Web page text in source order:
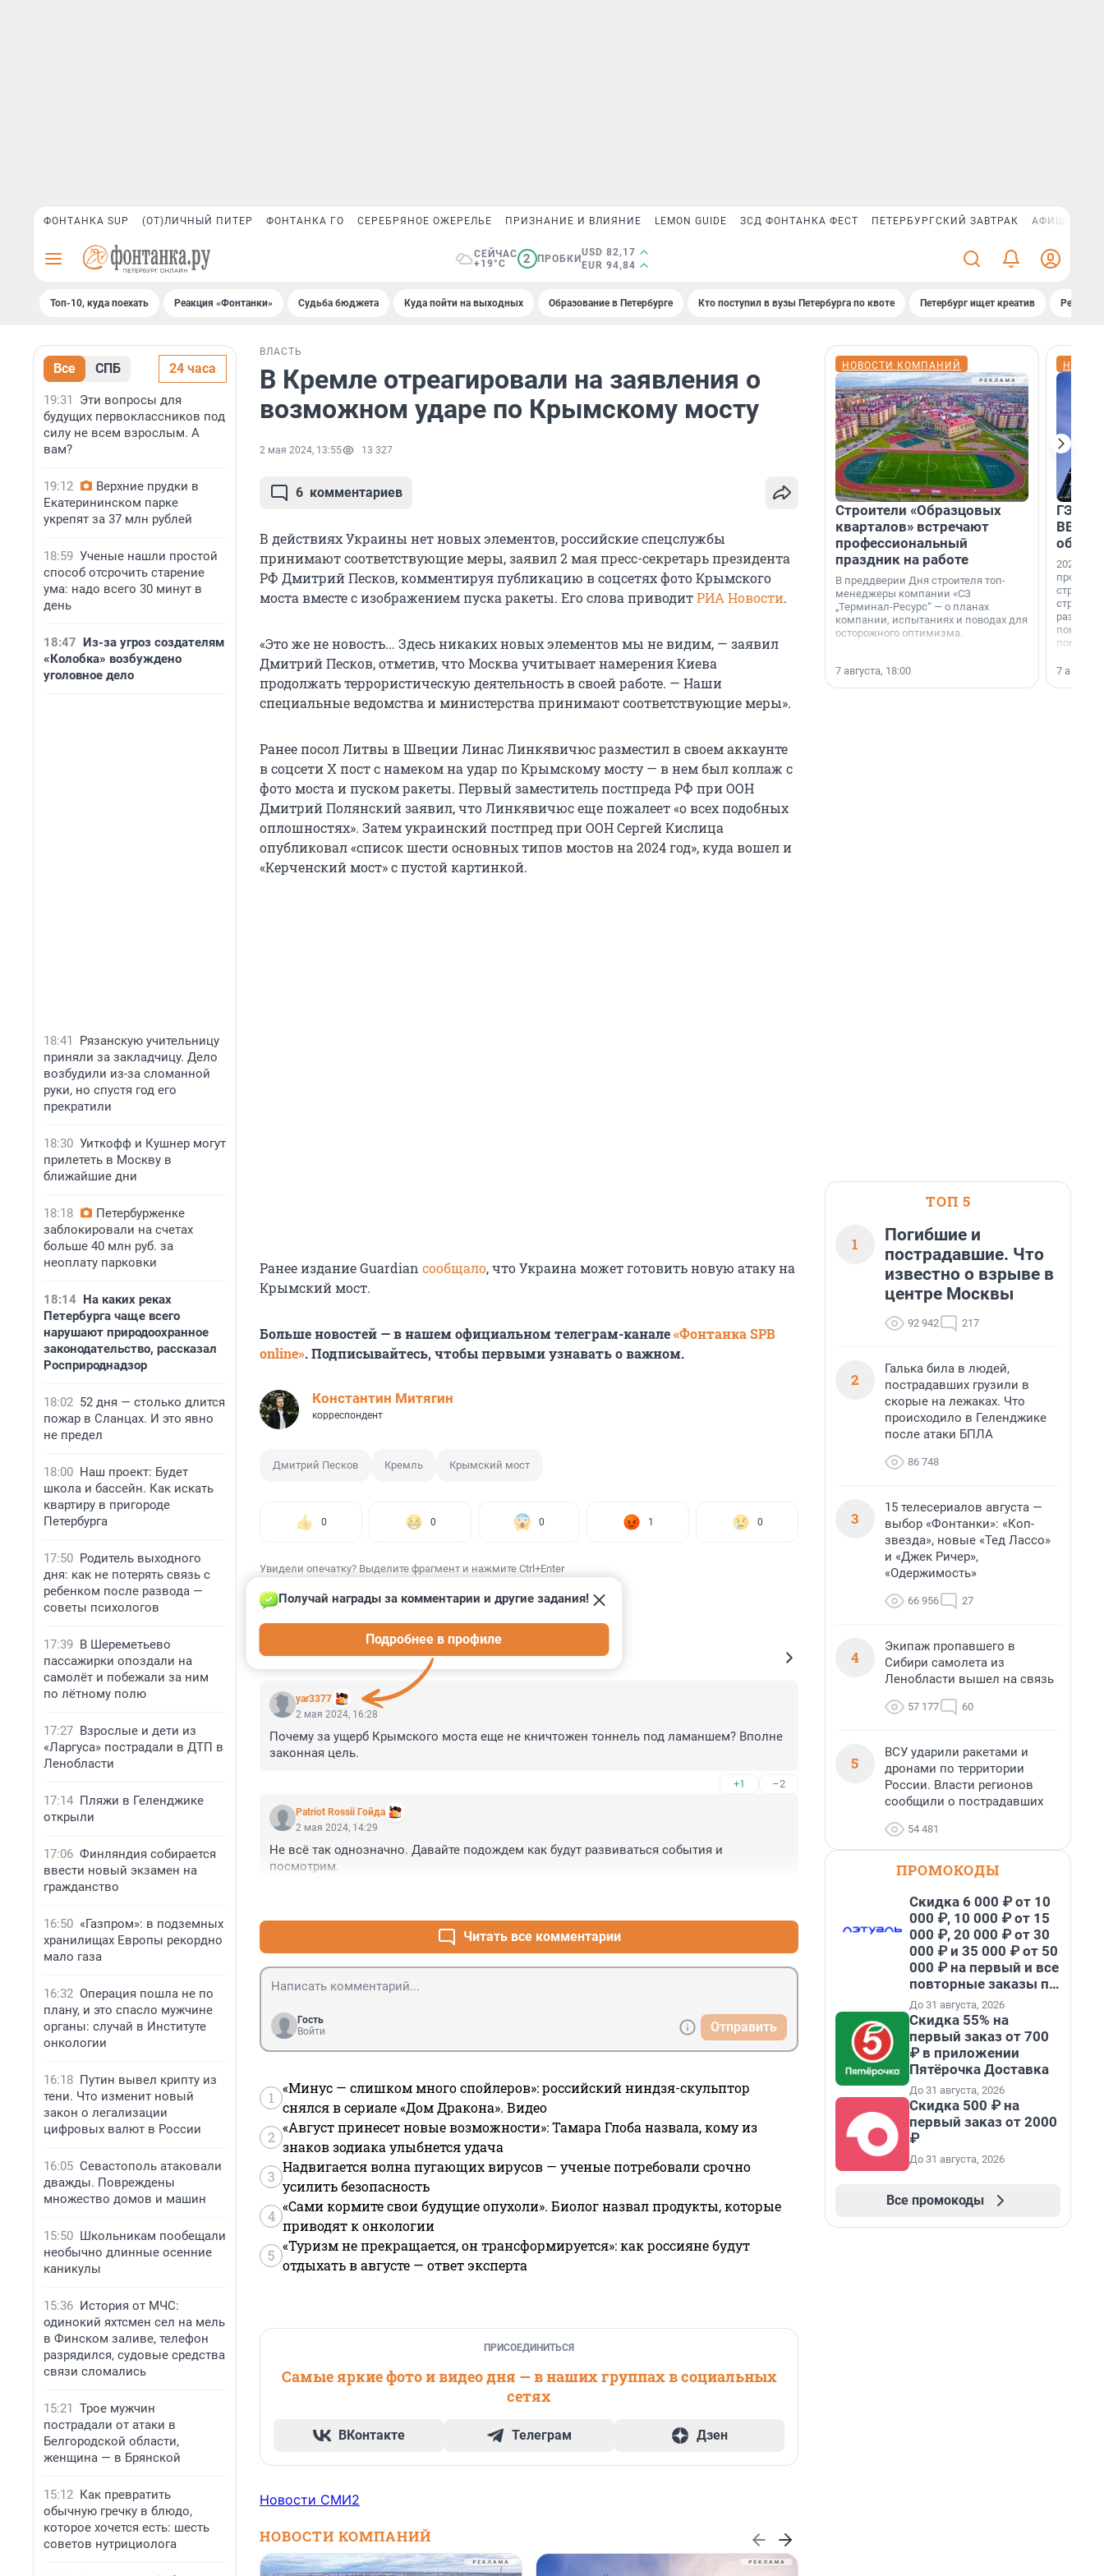
ФОНТАНКА SUP (ОТ)ЛИЧНЫЙ ПИТЕР ФОНТАНКА ГО СЕРЕБРЯНОЕ ОЖЕРЕЛЬЕ ПРИЗНАНИЕ И ВЛИЯНИЕ LEMON GUIDE ЗСД ФОНТАНКА ФЕСТ ПЕТЕРБУРГСКИЙ ЗАВТРАК АФИША PLUS
СЕЙЧАС
+19°C
2 ПРОБКИ
USD 82,17
EUR 94,84
Топ-10, куда поехать Реакция «Фонтанки» Судьба бюджета Куда пойти на выходных Образование в Петербурге Кто поступил в вузы Петербурга по квоте Петербург ищет креатив
Все СПБ 24 часа
19:31
Эти вопросы для
будущих первоклассников под
силу не всем взрослым. А
вам?
19:12
Верхние прудки в
Екатерининском парке
укрепят за 37 млн рублей
18:59 Ученые нашли простой
способ отсрочить старение
ума: надо всего 30 минут в
день
18:47 Из-за угроз создателям
«Колобка» возбуждено
уголовное дело
18:41
Рязанскую учительницу
приняли за закладчицу. Дело
возбудили из-за сломанной
руки, но спустя год его
прекратили
18:30 Уиткофф и Кушнер могут
прилететь в Москву в
ближайшие дни
18:18
Петербурженке
заблокировали на счетах
больше 40 млн руб. за
неоплату парковки
18:14 На каких реках
Петербурга чаще всего
нарушают природоохранное
законодательство, рассказал
Росприроднадзор
18:02 52 дня — столько длится
пожар в Сланцах. И это явно
не предел
18:00 Наш проект: Будет
школа и бассейн. Как искать
квартиру в пригороде
Петербурга
17:50 Родитель выходного
дня: как не потерять связь с
ребенком после развода —
советы психологов
17:39 В Шереметьево
пассажирки опоздали на
самолёт и побежали за ним
по лётному полю
17:27 Взрослые и дети из
«Ларгуса» пострадали в ДТП в
Ленобласти
17:14 Пляжи в Геленджике
открыли
17:06 Финляндия собирается
ввести новый экзамен на
гражданство
16:50 «Газпром»: в подземных
хранилищах Европы рекордно
мало газа
16:32 Операция пошла не по
плану, и это спасло мужчине
органы: случай в Институте
онкологии
16:18 Путин вывел крипту из
тени. Что изменит новый
закон о легализации
цифровых валют в России
16:05 Севастополь атаковали
дважды. Повреждены
множество домов и машин
15:50 Школьникам пообещали
необычно длинные осенние
каникулы
15:36 История от МЧС:
одинокий яхтсмен сел на мель
в Финском заливе, телефон
разрядился, судовые средства
связи сломались
15:21 Трое мужчин
пострадали от атаки в
Белгородской области,
женщина — в Брянской
15:12 Как превратить
обычную гречку в блюдо,
которое хочется есть: шесть
советов нутрициолога
ВЛАСТЬ
В Кремле отреагировали на заявления о
возможном ударе по Крымскому мосту
2 мая 2024, 13:55 13 327
6 комментариев
В действиях Украины нет новых элементов, российские спецслужбы
принимают соответствующие меры, заявил 2 мая пресс-секретарь президента
РФ Дмитрий Песков, комментируя публикацию в соцсетях фото Крымского
моста вместе с изображением пуска ракеты. Его слова приводитРИА Новости.
«Это же не новость... Здесь никаких новых элементов мы не видим, — заявил
Дмитрий Песков, отметив, что Москва учитывает намерения Киева
продолжать террористическую деятельность в своей работе. — Наши
специальные ведомства и министерства принимают соответствующие меры».
Ранее посол Литвы в Швеции Линас Линкявичюс разместил в своем аккаунте
в соцсети X пост с намеком на удар по Крымскому мосту — в нем был коллаж с
фото моста и пуском ракеты. Первый заместитель постпреда РФ при ООН
Дмитрий Полянский заявил, что Линкявичюс еще пожалеет «о всех подобных
оплошностях». Затем украинский постпред при ООН Сергей Кислица
опубликовал «список шести основных типов мостов на 2024 год», куда вошел и
«Керченский мост» с пустой картинкой.
Ранее издание Guardian сообщало, что Украина может готовить новую атаку на
Крымский мост.
Больше новостей — в нашем официальном телеграм-канале«Фонтанка SPB
online». Подписывайтесь, чтобы первыми узнавать о важном.
Константин Митягин
корреспондент
Дмитрий Песков Кремль Крымский мост
0 0 0 1 0
Увидели опечатку? Выделите фрагмент и нажмите Ctrl+Enter
КОММЕНТАРИИ 6
yar3377
Получай награды за комментарии и другие задания!
Подробнее в профиле
2 мая 2024, 16:28
Почему за ущерб Крымского моста еще не кничтожен тоннель под ламаншем? Вполне
законная цель.
+1 –2
Patriot Rossii Гойда
2 мая 2024, 14:29
Не всё так однозначно. Давайте подождем как будут развиваться события и
посмотрим.
Читать все комментарии
Гость
Войти
Отправить
1
«Минус — слишком много спойлеров»: российский ниндзя-скульптор
снялся в сериале «Дом Дракона». Видео
2
«Август принесет новые возможности»: Тамара Глоба назвала, кому из
знаков зодиака улыбнется удача
3
Надвигается волна пугающих вирусов — ученые потребовали срочно
усилить безопасность
4
«Сами кормите свои будущие опухоли». Биолог назвал продукты, которые
приводят к онкологии
5
«Туризм не прекращается, он трансформируется»: как россияне будут
отдыхать в августе — ответ эксперта
ПРИСОЕДИНИТЬСЯ
Самые яркие фото и видео дня — в наших группах в социальных
сетях
ВКонтакте Телеграм Дзен
Новости СМИ2
НОВОСТИ КОМПАНИЙ
НОВОСТИ КОМПАНИЙ
Строители «Образцовых
кварталов» встречают
профессиональный
праздник на работе
В преддверии Дня строителя топ-
менеджеры компании «СЗ
„Терминал-Ресурс“ — о планах
компании, испытаниях и поводах для
осторожного оптимизма.
7 августа, 18:00
ГЭС,
ВВП: в
об
2026-й —
раз. В
7
ТОП 5
1
Погибшие и
пострадавшие. Что
известно о взрыве в
центре Москвы
92 942 217
2
Галька била в людей,
пострадавших грузили в
скорые на лежаках. Что
происходило в Геленджике
после атаки БПЛА
86 748
3
15 телесериалов августа —
выбор «Фонтанки»: «Коп-
звезда», новые «Тед Лассо»
и «Джек Ричер»,
«Одержимость»
66 956 27
4
Экипаж пропавшего в
Сибири самолета из
Ленобласти вышел на связь
57 177 60
5
ВСУ ударили ракетами и
дронами по территории
России. Власти регионов
сообщили о пострадавших
54 481
ПРОМОКОДЫ
Скидка 6 000 ₽ от 10
000 ₽, 10 000 ₽ от 15
000 ₽, 20 000 ₽ от 30
000 ₽ и 35 000 ₽ от 50
000 ₽ на первый и все
повторные заказы по
промокоду НАБЕРИ
До 31 августа, 2026
Скидка 55% на
первый заказ от 700
₽ в приложении
Пятёрочка Доставка
До 31 августа, 2026
Скидка 500 ₽ на
первый заказ от 2000
₽
До 31 августа, 2026
Все промокоды